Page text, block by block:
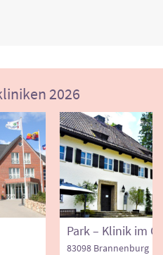
2026
83098 Brannenburg